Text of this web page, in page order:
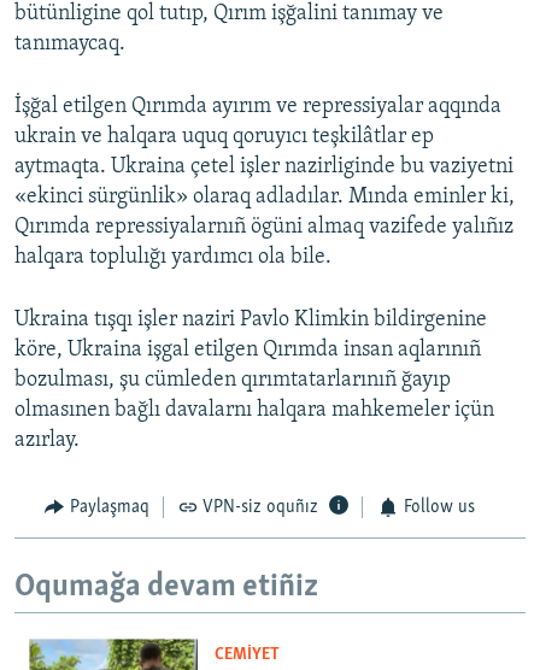
bütünligine qol tutıp, Qırım işğalini tanımay ve
tanımaycaq.
İşğal etilgen Qırımda ayırım ve repressiyalar aqqında
ukrain ve halqara uquq qoruyıcı teşkilâtlar ep
aytmaqta. Ukraina çetel işler nazirliginde bu vaziyetni
«ekinci sürgünlik» olaraq adladılar. Mında eminler ki,
Qırımda repressiyalarnıñ ögüni almaq vazifede yalıñız
halqara toplulığı yardımcı ola bile.
Ukraina tışqı işler naziri Pavlo Klimkin bildirgenine
köre, Ukraina işgal etilgen Qırımda insan aqlarınıñ
bozulması, şu cümleden qırımtatarlarınıñ ğayıp
olmasınen bağlı davalarnı halqara mahkemeler içün
azırlay.
Paylaşmaq VPN-siz oquñız Follow us
Oqumağa devam etiñiz
CEMİYET